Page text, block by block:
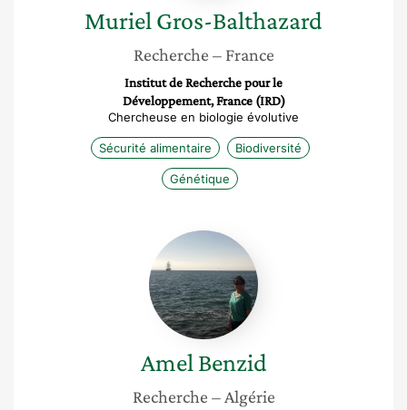
Muriel Gros-Balthazard
Recherche – France
Institut de Recherche pour le
Développement, France (IRD)
Chercheuse en biologie évolutive
Sécurité alimentaire Biodiversité
Génétique
Amel
Benzid
Amel Benzid
Recherche – Algérie